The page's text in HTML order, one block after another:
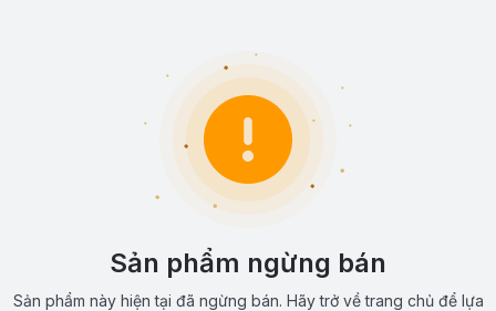
Sản phẩm ngừng bán
Sản phẩm này hiện tại đã ngừng bán. Hãy trở về trang chủ để lựa